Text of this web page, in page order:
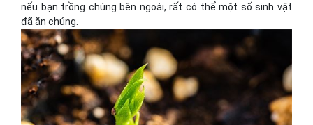
nếu bạn trồng chúng bên ngoài, rất có thể một số sinh vật
đã ăn chúng.